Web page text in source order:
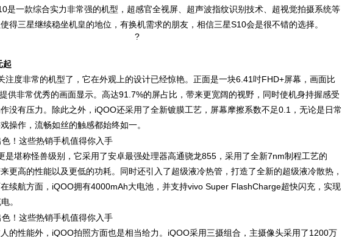
是一款综合实力非常强的机型，超感官全视屏、超声波指纹识别技术、超视觉拍摄系统等
得三星继续稳坐机皇的地位，有换机需求的朋友，相信三星S10会是很不错的选择。
?
起
注度非常的机型了，它在外观上的设计已经惊艳。正面是一块6.41吋FHD+屏幕，画面比
供非常优秀的画面显示。高达91.7%的屏占比，带来更宽阔的视野，同时使机身持握感受
没有压力。除此之外，iQOO还采用了全新镀膜工艺，屏幕摩擦系数不足0.1，无论是日常
操作，流畅如丝的触感都始终如一。
是堪称怪兽级别，它采用了安卓最强处理器高通骁龙855，采用了全新7nm制程工艺的
更高的性能以及更低的功耗。同时还引入了超级液冷热管，打造了全新的超级液冷散热，
续航方面，iQOO拥有4000mAh大电池，并支持vivo Super FlashCharge超快闪充，实现
。
的性能外，iQOO拍照方面也是相当给力。iQOO采用三摄组合，主摄像头采用了1200万